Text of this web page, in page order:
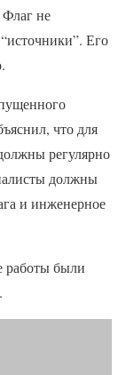
Флаг не
Его
что для
регулярно
должны
и инженерное
работы были